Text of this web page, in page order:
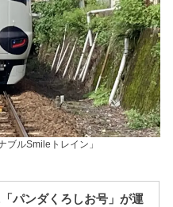
ブルSmileトレイン」
パンダくろしお号」が運